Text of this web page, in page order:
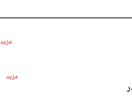
مزید
مزید